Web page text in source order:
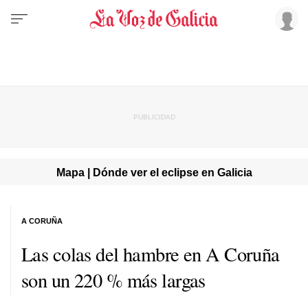
Mapa | Dónde ver el eclipse en Galicia
Las colas del hambre en A Coruña
son un 220 % más largas
A CORUÑA